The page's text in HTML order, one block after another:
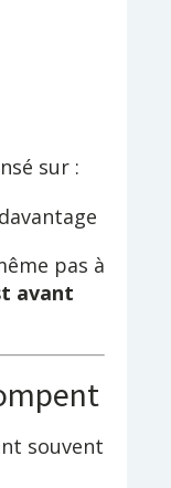
sur :
pas à
avant
souvent